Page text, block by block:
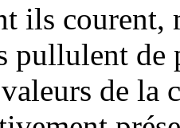
ils
pullulent de
de la